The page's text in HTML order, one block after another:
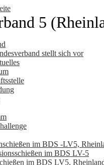
5
stellt sich vor
im BDS -LV5,
im BDS LV-5
im BDS LV5,